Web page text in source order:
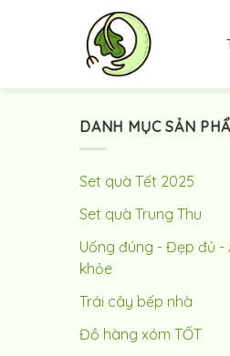
DANH MỤC SẢN
Set quà Tết 2025
Set quà Trung Thu
Uống đúng - Đẹp đủ -
khỏe
Trái cây bếp nhà
Đồ hàng xóm TỐT